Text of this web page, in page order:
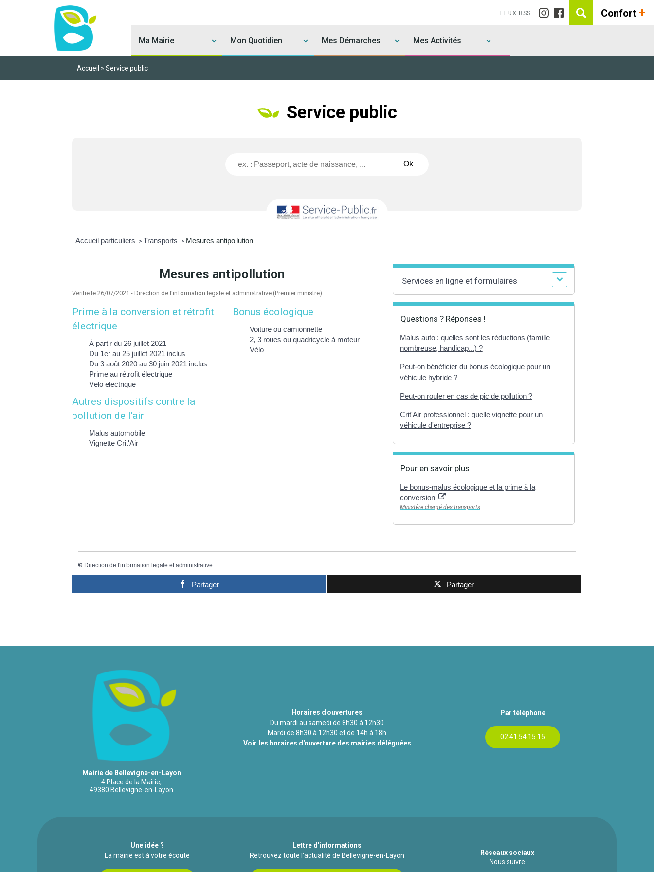
Confort +
FLUX RSS
Ma Mairie Mon Quotidien Mes Démarches Mes Activités
Accueil » Service public
Service public
Accueil particuliers > Transports > Mesures antipollution
Mesures antipollution
Vérifié le 26/07/2021 - Direction de l'information légale et administrative (Premier ministre)
Prime à la conversion et rétrofit
électrique
À partir du 26 juillet 2021
Du 1er au 25 juillet 2021 inclus
Du 3 août 2020 au 30 juin 2021 inclus
Prime au rétrofit électrique
Vélo électrique
Bonus écologique
Voiture ou camionnette
2, 3 roues ou quadricycle à moteur
Vélo
Autres dispositifs contre la
pollution de l'air
Malus automobile
Vignette Crit'Air
Services en ligne et formulaires
Questions ? Réponses !
Malus auto : quelles sont les réductions (famille
nombreuse, handicap...) ?
Peut-on bénéficier du bonus écologique pour un
véhicule hybride ?
Peut-on rouler en cas de pic de pollution ?
Crit'Air professionnel : quelle vignette pour un
véhicule d'entreprise ?
Pour en savoir plus
Le bonus-malus écologique et la prime à la
conversion
Ministère chargé des transports
© Direction de l'information légale et administrative
Partager Partager
Mairie de Bellevigne-en-Layon
4 Place de la Mairie,
49380 Bellevigne-en-Layon
Horaires d'ouvertures
Du mardi au samedi de 8h30 à 12h30
Mardi de 8h30 à 12h30 et de 14h à 18h
Voir les horaires d'ouverture des mairies déléguées
Par téléphone
02 41 54 15 15
Une idée ?
La mairie est à votre écoute
Lettre d'informations
Retrouvez toute l’actualité de Bellevigne-en-Layon
Réseaux sociaux
Nous suivre